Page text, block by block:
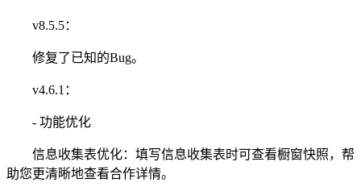
v8.5.5：
修复了已知的Bug。
v4.6.1：
- 功能优化
信息收集表优化：填写信息收集表时可查看橱窗快照，帮
助您更清晰地查看合作详情。